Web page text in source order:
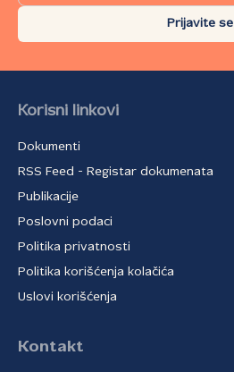
Prijavite se
Korisni linkovi
Dokumenti
RSS Feed - Registar dokumenata
Publikacije
Poslovni podaci
Politika privatnosti
Politika korišćenja kolačića
Uslovi korišćenja
Kontakt